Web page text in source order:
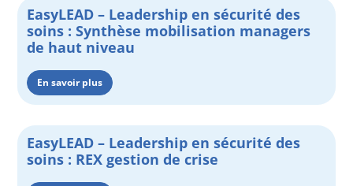
EasyLEAD – Leadership en sécurité des
soins : Synthèse mobilisation managers
de haut niveau
En savoir plus
EasyLEAD – Leadership en sécurité des
soins : REX gestion de crise